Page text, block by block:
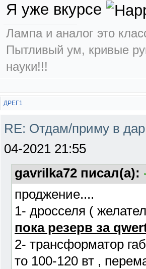
Я уже вкурсе
Лампа и аналог это
Пытливый ум, кривые
науки!!!
ДРЕГ1
RE: Отдам/приму в
04-2021 21:55
gavrilka72 писал(а):
проджение....
1- дросселя (
пока резерв за
2- трансформатор
то 100-120 вт ,